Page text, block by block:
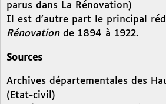
parus dans La Rénovation)
Il est d’autre part le principal
Rénovationde 1894 à 1922.
Sources
Archives départementales des
(Etat-civil)